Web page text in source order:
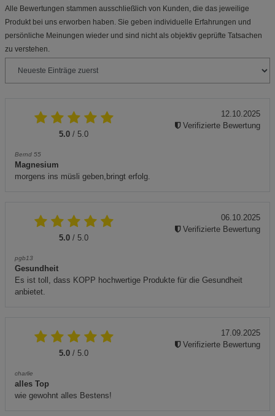
Alle Bewertungen stammen ausschließlich von Kunden, die das jeweilige
Produkt bei uns erworben haben. Sie geben individuelle Erfahrungen und
persönliche Meinungen wieder und sind nicht als objektiv geprüfte Tatsachen
zu verstehen.
5.0 / 5.0
Bernd 55
Magnesium
morgens ins müsli geben,bringt erfolg.
12.10.2025
Verifizierte Bewertung
5.0 / 5.0
pgb13
Gesundheit
Es ist toll, dass KOPP hochwertige Produkte für die Gesundheit
anbietet.
06.10.2025
Verifizierte Bewertung
5.0 / 5.0
charlie
alles Top
wie gewohnt alles Bestens!
17.09.2025
Verifizierte Bewertung